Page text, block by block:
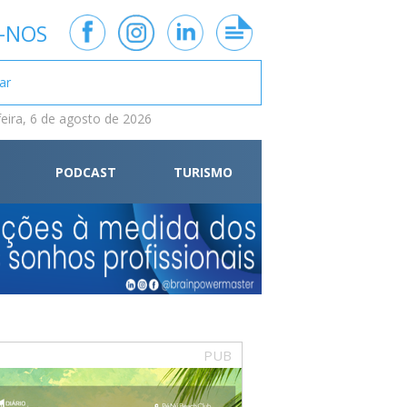
6 de agosto de 2026
PODCAST TURISMO
PUB